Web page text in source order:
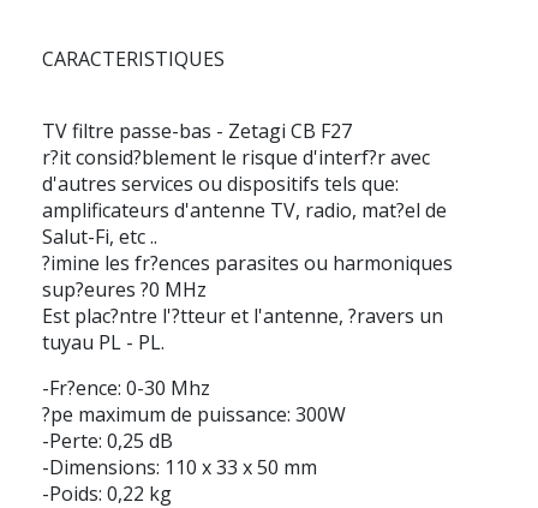
CARACTERISTIQUES
TV filtre passe-bas - Zetagi CB F27
r?it consid?blement le risque d'interf?r avec
d'autres services ou dispositifs tels que:
amplificateurs d'antenne TV, radio, mat?el de
Salut-Fi, etc ..
?imine les fr?ences parasites ou harmoniques
sup?eures ?0 MHz
Est plac?ntre l'?tteur et l'antenne, ?ravers un
tuyau PL - PL.
-Fr?ence: 0-30 Mhz
?pe maximum de puissance: 300W
-Perte: 0,25 dB
-Dimensions: 110 x 33 x 50 mm
-Poids: 0,22 kg